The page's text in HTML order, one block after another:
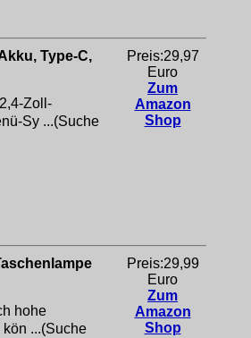
Type-C,
Zoll-
Sy ...(Suche
Preis:29,97
Euro
Zum
Amazon
Shop
hohe
...(Suche
Preis:29,99
Euro
Zum
Amazon
Shop